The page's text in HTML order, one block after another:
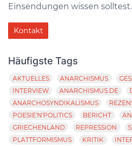
Einsendungen wissen solltest.
Kontakt
Häufigste Tags
AKTUELLES ANARCHISMUS
INTERVIEW
ANARCHISMUS.DE
ANARCHOSYNDIKALISMUS
POESIE'N'POLITICS
BERICHT
GRIECHENLAND
REPRESSION
PLATTFORMISMUS
KRITIK